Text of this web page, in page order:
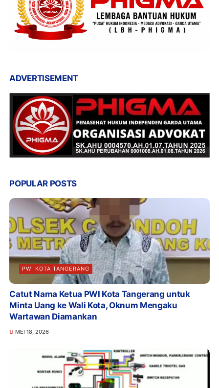
ADVERTISEMENT
POPULAR POSTS
PWI KOTA TANGERANG
Catut Nama Ketua PWI Kota Tangerang untuk
Minta Uang ke Wali Kota, Oknum Mengaku
Wartawan Diamankan
MEI 18, 2026